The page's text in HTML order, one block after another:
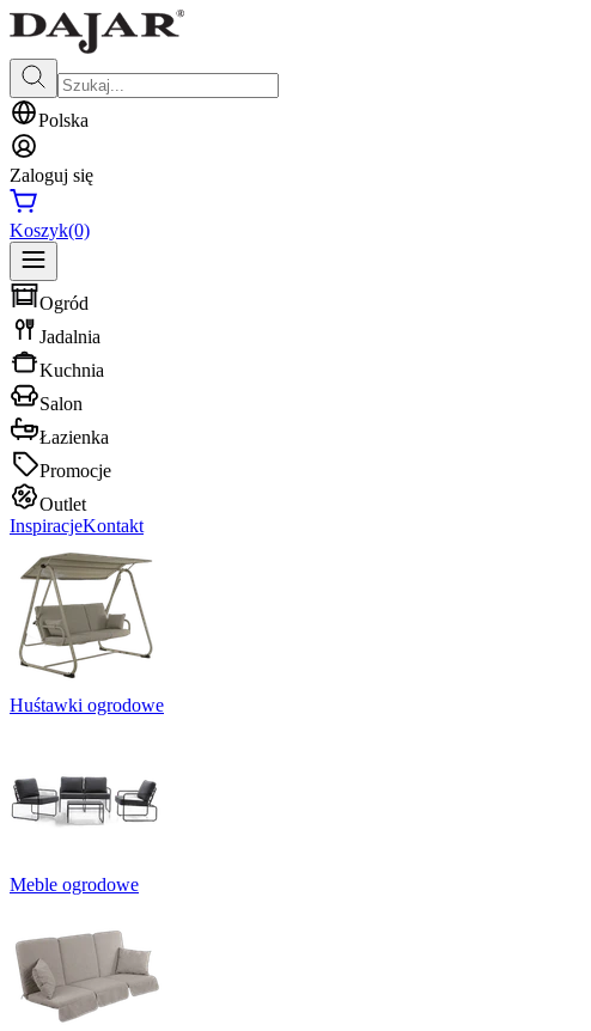
Polska
Zaloguj się
Koszyk(0)
Ogród
Jadalnia
Kuchnia
Salon
Łazienka
Promocje
Outlet
InspiracjeKontakt
Huśtawki ogrodowe
Meble ogrodowe